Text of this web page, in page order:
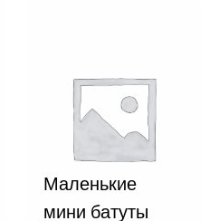
Маленькие
мини батуты